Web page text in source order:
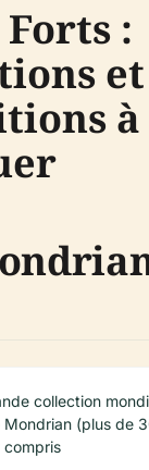
:
et
à
collection
(plus de